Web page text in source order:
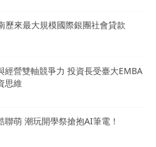
歷來最大規模國際銀團社會貸款
經營雙軸競爭力 投資長受臺大EMBA
思維
聯萌 潮玩開學祭搶抱AI筆電！